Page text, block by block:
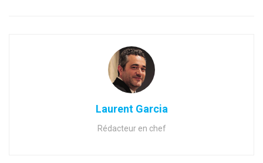
Laurent Garcia
Rédacteur en chef